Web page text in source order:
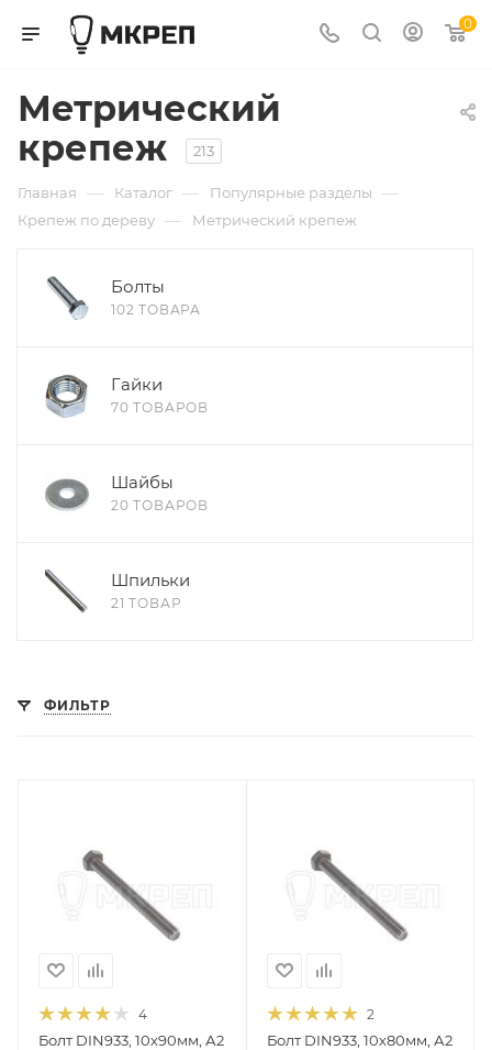
0
Метрический
крепеж
213
Главная — Каталог — Популярные разделы —
Крепеж по дереву — Метрический крепеж
Болты
102 ТОВАРА
Гайки
70 ТОВАРОВ
Шайбы
20 ТОВАРОВ
Шпильки
21 ТОВАР
ФИЛЬТР
4
Болт DIN933, 10х90мм, А2
2
Болт DIN933, 10х80мм, А2